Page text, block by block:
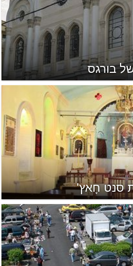
בורגס
סנט חָאץ'